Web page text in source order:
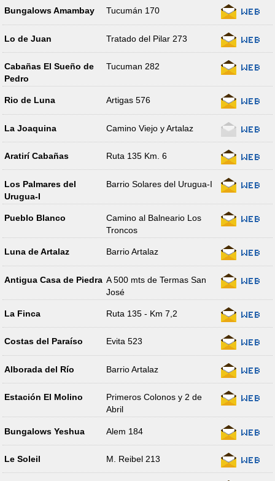
Bungalows Amambay Tucumán 170
Lo de Juan Tratado del Pilar 273
Cabañas El Sueño de
Pedro
Tucuman 282
Rio de Luna Artigas 576
La Joaquina Camino Viejo y Artalaz
Aratirí Cabañas Ruta 135 Km. 6
Los Palmares del
Urugua-I
Barrio Solares del Urugua-I
Pueblo Blanco
Camino al Balneario Los
Troncos
Luna de Artalaz Barrio Artalaz
Antigua Casa de Piedra A 500 mts de Termas San
José
La Finca Ruta 135 - Km 7,2
Costas del Paraíso Evita 523
Alborada del Río Barrio Artalaz
Estación El Molino
Primeros Colonos y 2 de
Abril
Bungalows Yeshua Alem 184
Le Soleil M. Reibel 213